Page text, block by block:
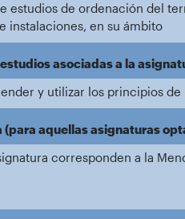
estudios de ordenación del
instalaciones, en su ámbito
asociadas a la
y utilizar los principios
aquellas asignaturas
corresponden a la